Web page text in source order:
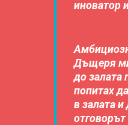
иноватор
Дъщеря ми
до залата
попитах
в залата